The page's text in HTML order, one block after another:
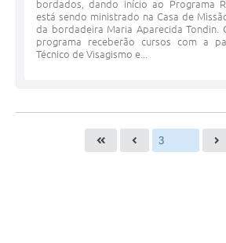
bordados, dando início ao Programa
está sendo ministrado na Casa de
da bordadeira Maria Aparecida Tondin.
programa receberão cursos com a
Técnico de Visagismo e...